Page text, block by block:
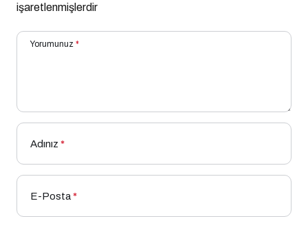
işaretlenmişlerdir
Yorumunuz *
Adınız *
E-Posta*